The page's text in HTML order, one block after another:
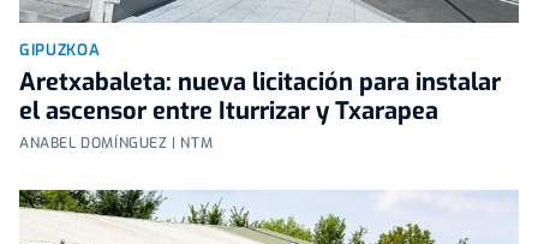
GIPUZKOA
Aretxabaleta: nueva licitación para instalar
el ascensor entre Iturrizar y Txarapea
ANABEL DOMÍNGUEZ | NTM